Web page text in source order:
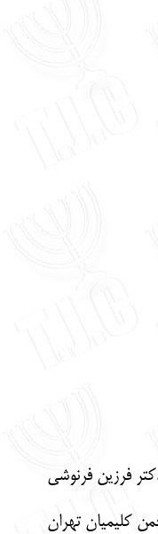
فرزین فرنوشی
کلیمیان تهران